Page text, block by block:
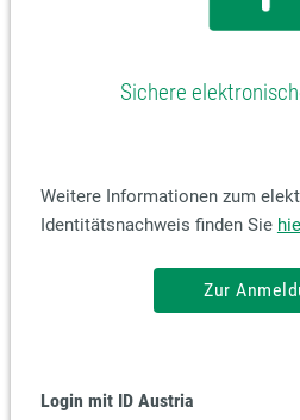
Sichere
Weitere Informationen zum
Identitätsnachweis finden Sie
Zur
Login mit ID Austria